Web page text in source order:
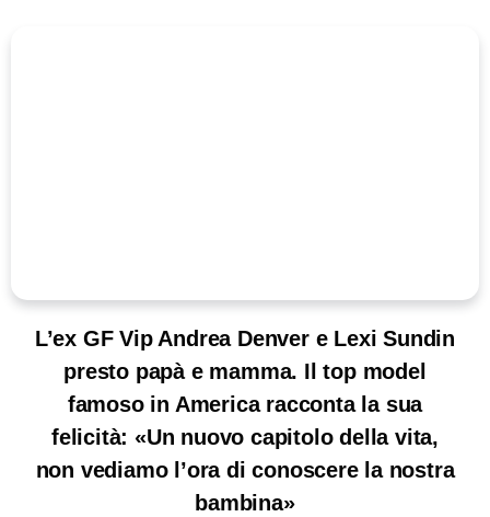
L’ex GF Vip Andrea Denver e Lexi Sundin
presto papà e mamma. Il top model
famoso in America racconta la sua
felicità: «Un nuovo capitolo della vita,
non vediamo l’ora di conoscere la nostra
bambina»